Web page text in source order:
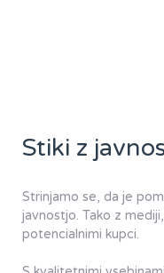
Stiki z
Strinjamo se, da je
javnostjo. Tako z
potencialnimi kupci.